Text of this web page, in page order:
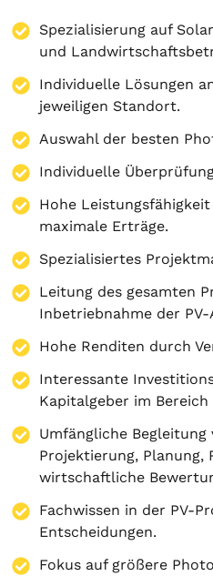
Spezialisierung auf
und
Individuelle Lösungen
jeweiligen Standort.
Auswahl der besten
Individuelle
Hohe
maximale Erträge.
Spezialisiertes
Leitung des gesamten
Inbetriebnahme der PV-
Hohe Renditen durch
Interessante
Kapitalgeber im Bereich
Umfängliche Begleitung
Projektierung, Planung,
wirtschaftliche
Fachwissen in der PV-
Entscheidungen.
Fokus auf größere